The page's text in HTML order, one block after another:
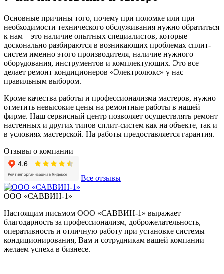
Основные причины того, почему при поломке или при
необходимости технического обслуживания нужно обратиться
к нам – это наличие опытных специалистов, которые
досконально разбираются в возникающих проблемах сплит-
систем именно этого производителя, наличие нужного
оборудования, инструментов и комплектующих. Это все
делает ремонт кондиционеров «Электролюкс» у нас
правильным выбором.
Кроме качества работы и профессионализма мастеров, нужно
отметить невысокие цены на ремонтные работы в нашей
фирме. Наш сервисный центр позволяет осуществлять ремонт
настенных и других типов сплит-систем как на объекте, так и
в условиях мастерской. На работы предоставляется гарантия.
Отзывы о компании
Все отзывы
ООО «САВВИН-1»
Настоящим письмом ООО «САВВИН-1» выражает
благодарность за профессионализм, доброжелательность,
оперативность и отличную работу при установке системы
кондиционирования, Вам и сотрудникам вашей компании
желаем успеха в бизнесе.